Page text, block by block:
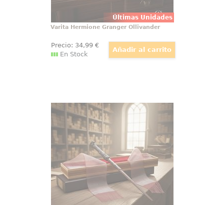
Últimas Unidades
Varita Hermione Granger Ollivander
Precio: 34,99€
En Stock
Varita de Harry Potter Ollivander
Varita de Harry Potter original con
licencia oficial, diseñada para
convertir cualquier colección en
una pieza con presencia propia
desde el primer vistazo. Esta
réplica de Harry Potter a escala
1:1 reúne acabado cuidado